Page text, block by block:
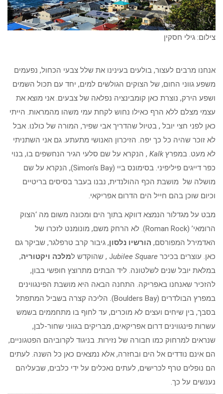
צילום: גילי חסקין
אנחנו מרבים לעצור, בולעים בעינינו את שלל צבעי הכחול, נפעמים
משפע גווני החום, של הצוקים הגולשים למים, יחד עם תכול השמים
ושפע הירק, נוצרת כאן קומבינציה נפלאה של צבעים. אני מוצא את
עצמי מצלם ללא הרף כאילו נחוש לקחת עמי משהו מהמראות. הייתי
כאן לפני חצי יובל , בטיול שהדריך אבי שפיר, המורה של כולנו. אבל
לא זוכר שהיה כל כך יפה. הזיכרון האנושי מתעתע. גם אני השתניתי
לא מעט. במפרץKalk , הנקרא על שם סלעי הגיר הנחשפים בו, בנוי
כפר דייגים פיליפיני. בסימונס ביי (Simon’s Bay), הנקרא על שם
מושלה של מושבת הכף ההולנדית, נבנו בעבר בסיסים בריטיים
וכיום שוכן בהם חייל הים הדרום אפריקאי.
מבט על מגדלור הנמצא דווקא בתוך הים ומכונה משום מה ‘הצוק
הרומאי’ (Roman Rock). לא הרחק משם, מונומנט לזכרו של
האדמירל המפורסם, הורשיו נלסון, גיבור קרב טרפלגר, שביקר גם
כאן. עוצרים בכיכר J ubilee Square , שהוקדש למלכה ויקטוריה,
במלאת יובל שנים לשלטונה. ליד הבתים מתרוצץ חופשי בבון,
להזכיר שאנחנו באפריקה. התחנה הבאה היא מושבת הפינגווינים
במפרץ הבולדרים (Boulders Bay). הליכה קצרה בשביל המתפתל
בסבך, בין שיחים ועצים לא מוכרים, עד לחוף בו מתחממים בשמש
עשרות פינגווינים דרום אפריקאים, מבריקים בגווני שחור-לבן,
שנראים למרחוק כמו חבורה של נזירות. בניגוד לקרוביהם הפטגוניים,
הם אינם נודדים אל הים ובחזרה, אלא נמצאים כאן כל השנה. לעתים
הם נופלים טרף לכרישים, לעתים נאכלים על ידי כלבים, שבעליהם
נענשים על כך.